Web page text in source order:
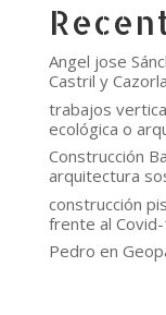
Angel jose
Castril y Cazorla
trabajos
ecológica o
Construcción
arquitectura
construcción
frente al
Pedro en